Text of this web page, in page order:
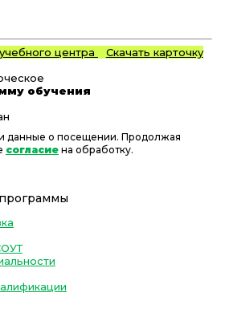
Скачать карточку
обучения
данные о посещении. Продолжая
согласие на обработку.